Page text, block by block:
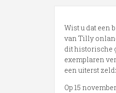
Wist u dat een
van Tilly
dit historische
exemplaren
een uiterst
Op 15